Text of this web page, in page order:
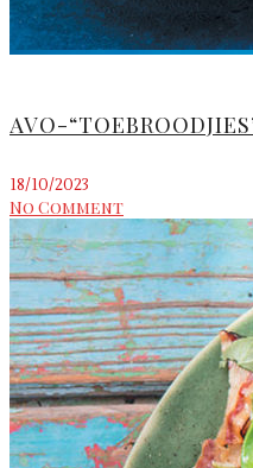
AVO-
18/10/2023
No Comment